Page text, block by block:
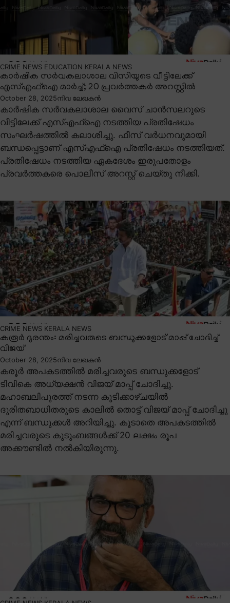
CRIME NEWS EDUCATION KERALA NEWS
കാർഷിക സർവകലാശാല വിസിയുടെ വീട്ടിലേക്ക്
എസ്എഫ്ഐ മാർച്ച്; 20 പ്രവർത്തകർ അറസ്റ്റിൽ
October 28, 2025നിവ ലേഖകൻ
കാർഷിക സർവകലാശാല വൈസ് ചാൻസലറുടെ
വീട്ടിലേക്ക് എസ്എഫ്ഐ നടത്തിയ പ്രതിഷേധം
സംഘർഷത്തിൽ കലാശിച്ചു. ഫീസ് വർധനവുമായി
ബന്ധപ്പെട്ടാണ് എസ്എഫ്ഐ പ്രതിഷേധം നടത്തിയത്.
പ്രതിഷേധം നടത്തിയ ഏകദേശം ഇരുപതോളം
പ്രവർത്തകരെ പൊലീസ് അറസ്റ്റ് ചെയ്തു നീക്കി.
CRIME NEWS KERALA NEWS
കരൂർ ദുരന്തം: മരിച്ചവരുടെ ബന്ധുക്കളോട് മാപ്പ് ചോദിച്ച്
വിജയ്
October 28, 2025നിവ ലേഖകൻ
കരൂർ അപകടത്തിൽ മരിച്ചവരുടെ ബന്ധുക്കളോട്
ടിവികെ അധ്യക്ഷൻ വിജയ് മാപ്പ് ചോദിച്ചു.
മഹാബലിപുരത്ത് നടന്ന കൂടിക്കാഴ്ചയിൽ
ദുരിതബാധിതരുടെ കാലിൽ തൊട്ട് വിജയ് മാപ്പ് ചോദിച്ചു
എന്ന് ബന്ധുക്കൾ അറിയിച്ചു. കൂടാതെ അപകടത്തിൽ
മരിച്ചവരുടെ കുടുംബങ്ങൾക്ക് 20 ലക്ഷം രൂപ
അക്കൗണ്ടിൽ നൽകിയിരുന്നു.